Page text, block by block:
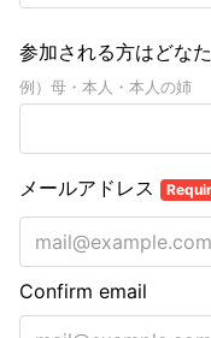
参加される方はどな
例）母・本人・本人の姉
メールアドレス
Confirm email